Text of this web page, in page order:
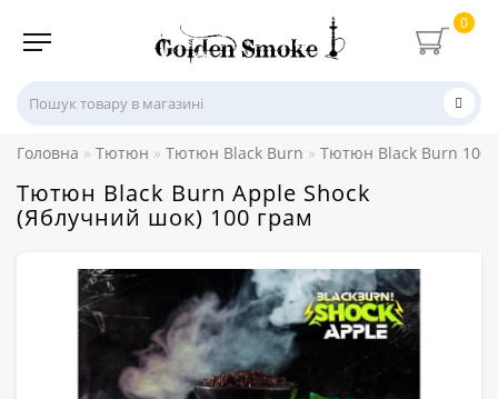
0
Головна Тютюн Тютюн Black Burn Тютюн Black Burn 100
Тютюн Black Burn Apple Shock
(Яблучний шок) 100 грам